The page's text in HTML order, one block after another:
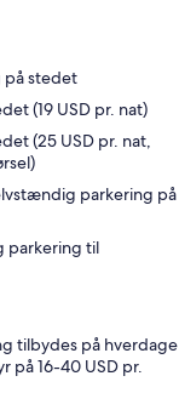
stedet
(19 USD pr. nat)
(25 USD pr. nat,
parkering på
parkering til
tilbydes på hverdage
på 16-40 USD pr.